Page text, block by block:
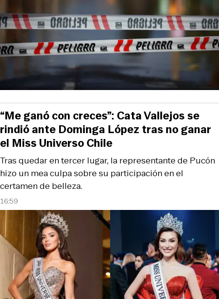
16:59
Tras quedar en tercer lugar, la representante de Pucón
hizo un mea culpa sobre su participación en el
certamen de belleza.
“Me ganó con creces”: Cata Vallejos se
rindió ante Dominga López tras no ganar
el Miss Universo Chile